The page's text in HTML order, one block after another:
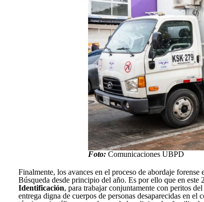
Foto: Comunicaciones UBPD
Finalmente, los avances en el proceso de abordaje
Búsqueda desde principio del año. Es por ello que en este
Identificación, para trabajar conjuntamente con peritos
entrega digna de cuerpos de personas desaparecidas en